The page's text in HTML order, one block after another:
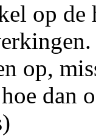
op de
op,
dan